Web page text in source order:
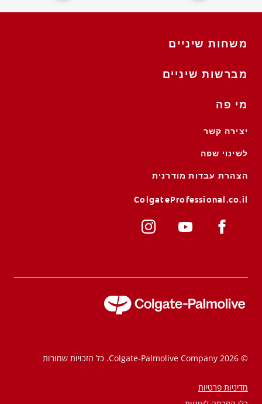
משחות שיניים
מברשות שיניים
מי פה
יצירה קשר
לשינוי שפה
הצהרת עבדות מודרנית
ColgateProfessional.co.il
© 2026 Colgate-Palmolive Company. כל הזכויות שמורות
מדיניות פרטיות